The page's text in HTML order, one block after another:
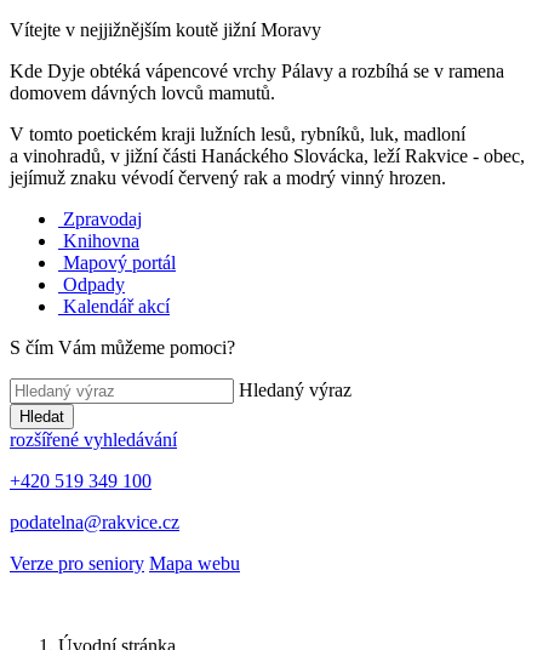
Vítejte v nejjižnějším koutě jižní Moravy
Kde Dyje obtéká vápencové vrchy Pálavy a rozbíhá se v ramena
domovem dávných lovců mamutů.
V tomto poetickém kraji lužních lesů, rybníků, luk, madloní
a vinohradů, v jižní části Hanáckého Slovácka, leží Rakvice - obec,
jejímuž znaku vévodí červený rak a modrý vinný hrozen.
Zpravodaj
Knihovna
Mapový portál
Odpady
Kalendář akcí
S čím Vám můžeme pomoci?
Hledaný výraz
Hledat
rozšířené vyhledávání
+420 519 349 100
podatelna@rakvice.cz
Verze pro seniory Mapa webu
Úvodní stránka